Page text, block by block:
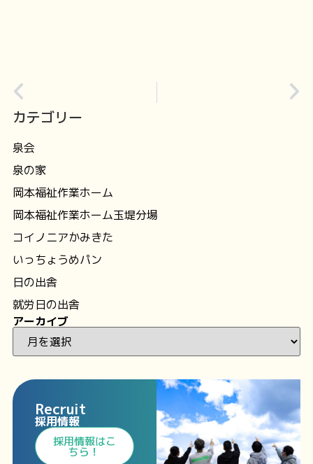
カテゴリー
泉会
泉の家
岡本福祉作業ホーム
岡本福祉作業ホーム玉堤分場
コイノニアかみきた
いっちょうめパン
日の出舎
就労日の出舎
アーカイブ
Recruit
採用情報
⁩採用情報⁩はこ
ちら！